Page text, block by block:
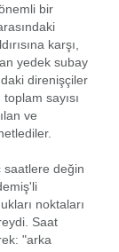
bir
karşı,
yedek subay
direnişçiler
sayısı
ve
saatlere değin
noktaları
Saat
"arka